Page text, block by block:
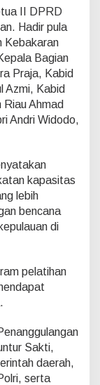
II DPRD
Hadir pula
Kebakaran
Bagian
Praja, Kabid
Azmi, Kabid
Riau Ahmad
Andri Widodo,
kapasitas
lebih
bencana
di
pelatihan
Sakti,
daerah,
serta